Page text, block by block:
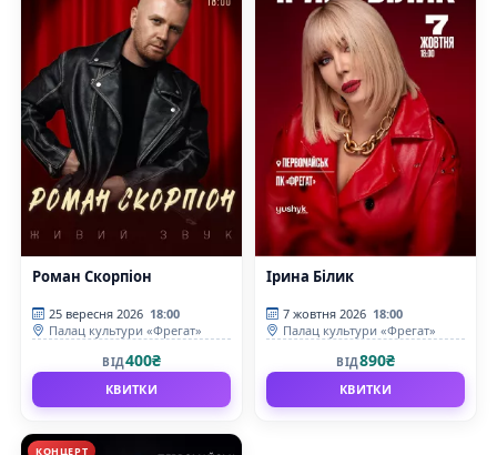
Роман Скорпіон
25 вересня 2026 18:00
Палац культури «Фрегат»
ВІД400₴
КВИТКИ
Ірина Білик
7 жовтня 2026 18:00
Палац культури «Фрегат»
ВІД890₴
КВИТКИ
КОНЦЕРТ